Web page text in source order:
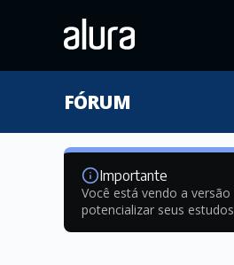
FÓRUM
Importante
Você está vendo a
potencializar seus